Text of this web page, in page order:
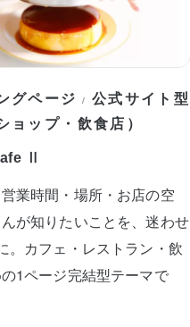
グページ / 公式サイト型
ョップ・飲食店）
Ⅱ
業時間・場所・お店の空
が知りたいことを、迷わせ
。カフェ・レストラン・飲
1ページ完結型テーマで